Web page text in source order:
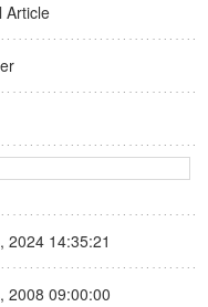
Article
2024 14:35:21
2008 09:00:00